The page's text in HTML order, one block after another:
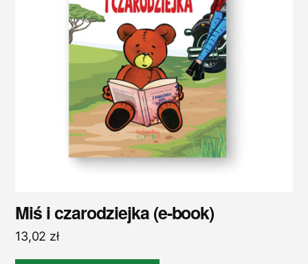
Miś i czarodziejka (e-book)
13,02 zł